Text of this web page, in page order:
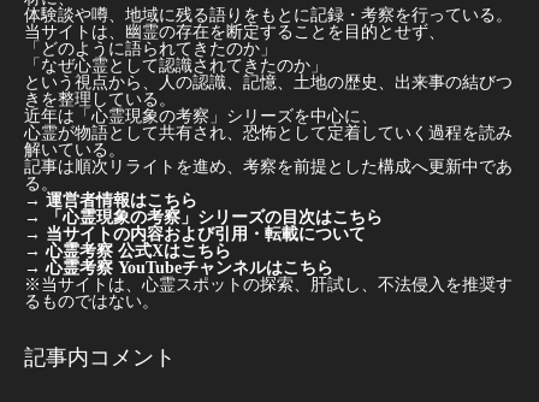
体験談や噂、地域に残る語りをもとに記録・考察を行っている。
当サイトは、幽霊の存在を断定することを目的とせず、
「どのように語られてきたのか」
「なぜ心霊として認識されてきたのか」
という視点から、人の認識、記憶、土地の歴史、出来事の結びつ
きを整理している。
近年は「心霊現象の考察」シリーズを中心に、
心霊が物語として共有され、恐怖として定着していく過程を読み
解いている。
記事は順次リライトを進め、考察を前提とした構成へ更新中であ
る。
→ 運営者情報はこちら
→
「心霊現象の考察」シリーズの目次はこちら
→ 当サイトの内容および引用・転載について
→ 心霊考察 公式Xはこちら
→ 心霊考察 YouTubeチャンネルはこちら
※当サイトは、心霊スポットの探索、肝試し、不法侵入を推奨す
るものではない。
記事内コメント